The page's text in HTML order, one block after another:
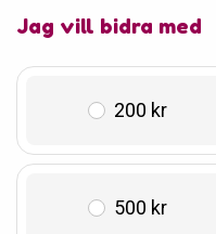
Jag vill bidra med
200 kr
500 kr